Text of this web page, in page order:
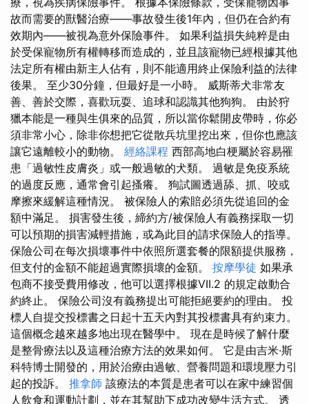
故而需要的獸醫治療——事故發生後1年內，但仍在合約有
效期內——被視為意外保險事件。 如果利益損失純粹是由
於受保寵物所有權轉移而造成的，並且該寵物已經根據其他
法定所有權由新主人佔有，則不能適用終止保險利益的法律
後果。 至少30分鐘，但最好是一小時。 威斯蒂犬非常友
善、善於交際，喜歡玩耍、追球和認識其他狗狗。 由於狩
獵本能是一種與生俱來的品質，所以當你鬆開皮帶時，你必
須非常小心，除非你想把它從散兵坑里挖出來，但你也應該
讓它遠離較小的動物。 經絡課程 西部高地白梗屬於容易罹
患「過敏性皮膚炎」或一般過敏的犬類。 過敏是免疫系統
的過度反應，通常會引起搔癢。 狗試圖透過舔、抓、咬或
摩擦來緩解這種情況。 被保險人的索賠必須先從追回的金
額中滿足。 損害發生後，締約方/被保險人有義務採取一切
可以預期的損害減輕措施，或為此目的請求保險人的指導。
保險公司在每次損壞事件中依照所選套餐的限額提供服務，
但支付的金額不能超過實際損壞的金額。 按摩學徒 如果承
包商不接受費用修改，他可以選擇根據VII.2 的規定啟動合
約終止。 保險公司沒有義務提出可能拒絕要約的理由。 投
標人自提交投標書之日起十五天內對其投標書具有約束力。
這個概念越來越多地出現在醫學中。 現在是時候了解什麼
是整骨療法以及這種治療方法的效果如何。 它是由吉米·斯
科特博士開發的，用於治療由過敏、營養問題和環境壓力引
起的投訴。 推拿師 該療法的本質是患者可以在家中練習個
人飲食和運動計劃，並在其幫助下成功改變生活方式。 透